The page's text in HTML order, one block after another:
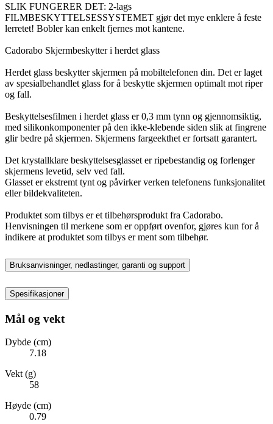
SLIK FUNGERER DET: 2-lags
FILMBESKYTTELSESSYSTEMET gjør det mye enklere å feste
lerretet! Bobler kan enkelt fjernes mot kantene.
Cadorabo Skjermbeskytter i herdet glass
Herdet glass beskytter skjermen på mobiltelefonen din. Det er laget
av spesialbehandlet glass for å beskytte skjermen optimalt mot riper
og fall.
Beskyttelsesfilmen i herdet glass er 0,3 mm tynn og gjennomsiktig,
med silikonkomponenter på den ikke-klebende siden slik at fingrene
glir bedre på skjermen. Skjermens fargeekthet er fortsatt garantert.
Det krystallklare beskyttelsesglasset er ripebestandig og forlenger
skjermens levetid, selv ved fall.
Glasset er ekstremt tynt og påvirker verken telefonens funksjonalitet
eller bildekvaliteten.
Produktet som tilbys er et tilbehørsprodukt fra Cadorabo.
Henvisningen til merkene som er oppført ovenfor, gjøres kun for å
indikere at produktet som tilbys er ment som tilbehør.
Bruksanvisninger, nedlastinger, garanti og support
Spesifikasjoner
Mål og vekt
Dybde (cm)
7.18
Vekt (g)
58
Høyde (cm)
0.79